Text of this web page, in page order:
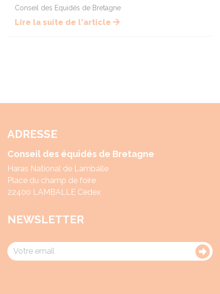
Conseil des Equidés de Bretagne
Lire la suite de l'article
ADRESSE
Conseil des équidés de Bretagne
Haras National de Lamballe
Place du champ de foire
22400 LAMBALLE Cedex
NEWSLETTER